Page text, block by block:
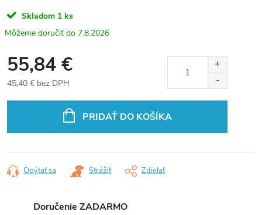
Skladom 1 ks
7.8.2026
55,84 €
45,40 € bez DPH
PRIDAŤ DO KOŠÍKA
Opýtať sa Strážiť Zdieľať
Doručenie ZADARMO